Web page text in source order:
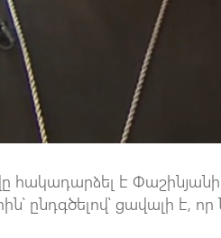
հակադարձել է
ընդգծելով՝ ցավալի է,